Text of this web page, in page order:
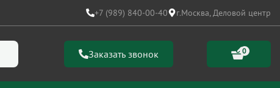
+7 (989) 840-00-40 г.Москва, Деловой центр
Заказать звонок 0